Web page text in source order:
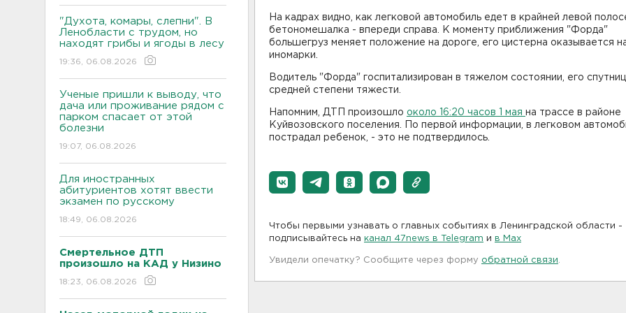
"Духота, комары, слепни". В
Ленобласти с трудом, но
находят грибы и ягоды в лесу
19:36, 06.08.2026
Ученые пришли к выводу, что
дача или проживание рядом с
парком спасает от этой
болезни
19:07, 06.08.2026
Для иностранных
абитуриентов хотят ввести
экзамен по русскому
18:49, 06.08.2026
Смертельное ДТП
произошло на КАД у Низино
18:23, 06.08.2026
На кадрах видно, как легковой автомобиль едет в крайней левой
бетономешалка - впереди справа. К моменту приближения "Форда"
большегруз меняет положение на дороге, его цистерна оказывается
иномарки.
Водитель "Форда" госпитализирован в тяжелом состоянии, его
средней степени тяжести.
Напомним, ДТП произошло около 16:20 часов 1 мая на трассе в районе
Куйвозовского поселения. По первой информации, в легковом
пострадал ребенок, - это не подтвердилось.
Чтобы первыми узнавать о главных событиях в Ленинградской области -
подписывайтесь на канал 47news в Telegram и в Maх
Увидели опечатку? Сообщите через форму обратной связи